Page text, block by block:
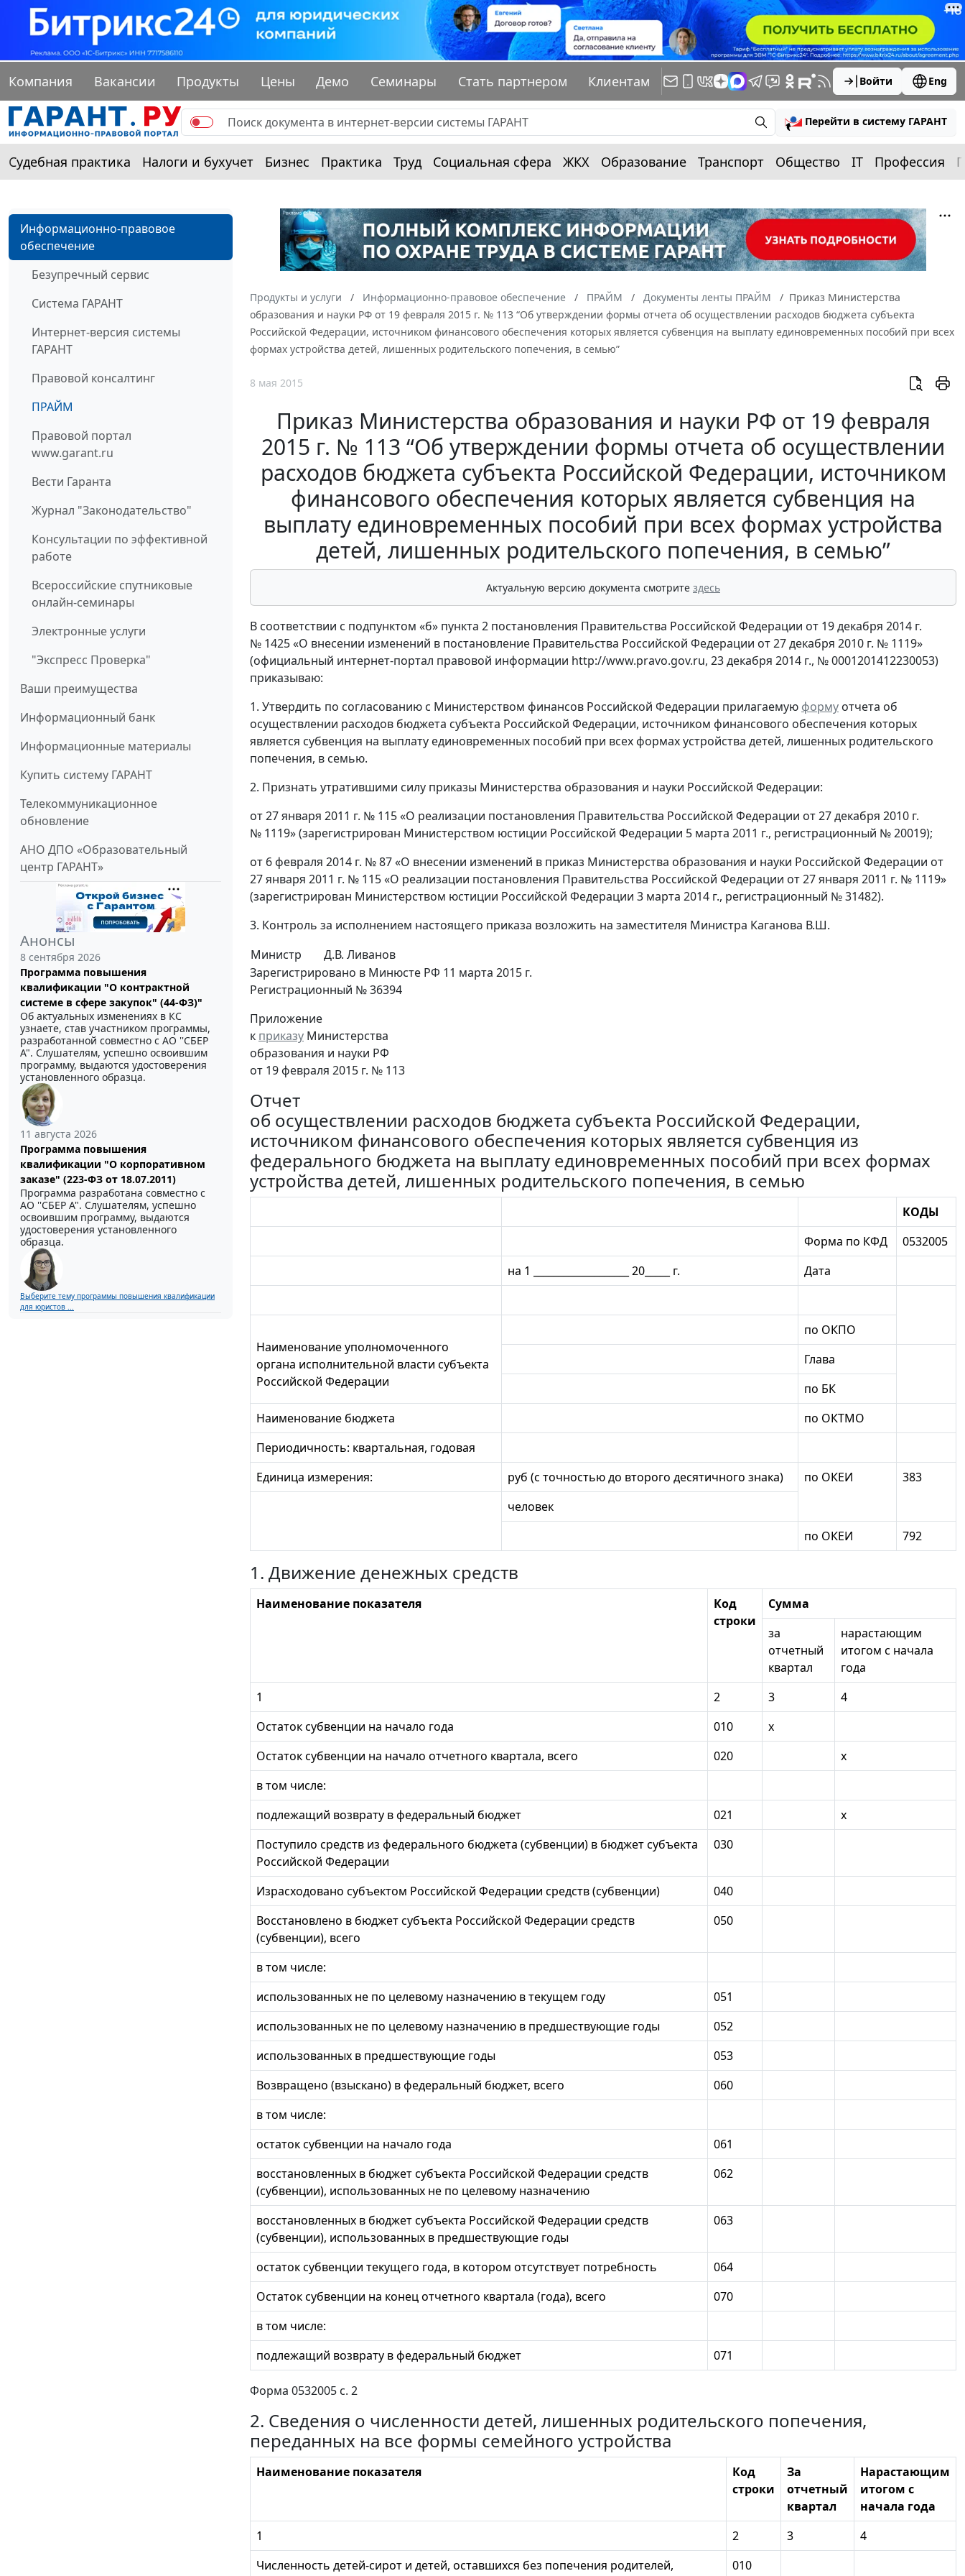
Компания Вакансии Продукты Цены Демо Семинары Стать партнером Клиентам Войти Eng
Перейти в систему ГАРАНТ
Судебная практика Налоги и бухучет Бизнес Практика Труд Социальная сфера ЖКХ Образование Транспорт Общество IT Профессия
Информационно-правовое
обеспечение
Безупречный сервис
Система ГАРАНТ
Интернет-версия системы
ГАРАНТ
Правовой консалтинг
ПРАЙМ
Правовой портал
www.garant.ru
Вести Гаранта
Журнал "Законодательство"
Консультации по эффективной
работе
Всероссийские спутниковые
онлайн-семинары
Электронные услуги
"Экспресс Проверка"
Ваши преимущества
Информационный банк
Информационные материалы
Купить систему ГАРАНТ
Телекоммуникационное
обновление
АНО ДПО «Образовательный
центр ГАРАНТ»
Анонсы
8 сентября 2026
Программа повышения
квалификации "О контрактной
системе в сфере закупок" (44-ФЗ)"
Об актуальных изменениях в КС
узнаете, став участником программы,
разработанной совместно с АО ''СБЕР
А". Слушателям, успешно освоившим
программу, выдаются удостоверения
установленного образца.
11 августа 2026
Программа повышения
квалификации "О корпоративном
заказе" (223-ФЗ от 18.07.2011)
Программа разработана совместно с
АО ''СБЕР А". Слушателям, успешно
освоившим программу, выдаются
удостоверения установленного
образца.
Выберите тему программы повышения квалификации
для юристов ...
Продукты и услуги Информационно-правовое обеспечение ПРАЙМ Документы ленты ПРАЙМ
Приказ Министерства
образования и науки РФ от 19 февраля 2015 г. № 113 “Об утверждении формы отчета об осуществлении расходов бюджета субъекта
Российской Федерации, источником финансового обеспечения которых является субвенция на выплату единовременных пособий при всех
формах устройства детей, лишенных родительского попечения, в семью”
8 мая 2015
Приказ Министерства образования и науки РФ от 19 февраля
2015 г. № 113 “Об утверждении формы отчета об осуществлении
расходов бюджета субъекта Российской Федерации, источником
финансового обеспечения которых является субвенция на
выплату единовременных пособий при всех формах устройства
детей, лишенных родительского попечения, в семью”
Актуальную версию документа смотрите здесь
В соответствии с подпунктом «б» пункта 2 постановления Правительства Российской Федерации от 19 декабря 2014 г.
№ 1425 «О внесении изменений в постановление Правительства Российской Федерации от 27 декабря 2010 г. № 1119»
(официальный интернет-портал правовой информации http://www.pravo.gov.ru, 23 декабря 2014 г., № 0001201412230053)
приказываю:
1. Утвердить по согласованию с Министерством финансов Российской Федерации прилагаемую форму отчета об
осуществлении расходов бюджета субъекта Российской Федерации, источником финансового обеспечения которых
является субвенция на выплату единовременных пособий при всех формах устройства детей, лишенных родительского
попечения, в семью.
2. Признать утратившими силу приказы Министерства образования и науки Российской Федерации:
от 27 января 2011 г. № 115 «О реализации постановления Правительства Российской Федерации от 27 декабря 2010 г.
№ 1119» (зарегистрирован Министерством юстиции Российской Федерации 5 марта 2011 г., регистрационный № 20019);
от 6 февраля 2014 г. № 87 «О внесении изменений в приказ Министерства образования и науки Российской Федерации от
27 января 2011 г. № 115 «О реализации постановления Правительства Российской Федерации от 27 января 2011 г. № 1119»
(зарегистрирован Министерством юстиции Российской Федерации 3 марта 2014 г., регистрационный № 31482).
3. Контроль за исполнением настоящего приказа возложить на заместителя Министра Каганова В.Ш.
Министр
Д.В. Ливанов
Зарегистрировано в Минюсте РФ 11 марта 2015 г.
Регистрационный № 36394
Приложение
к приказу Министерства
образования и науки РФ
от 19 февраля 2015 г. № 113
Отчет
об осуществлении расходов бюджета субъекта Российской Федерации,
источником финансового обеспечения которых является субвенция из
федерального бюджета на выплату единовременных пособий при всех формах
устройства детей, лишенных родительского попечения, в семью
КОДЫ
Форма по КФД
0532005
на 1 ___________________ 20_____ г.
Дата
Наименование уполномоченного
органа исполнительной власти субъекта
Российской Федерации
по ОКПО
Глава
по БК
Наименование бюджета
по ОКТМО
Периодичность: квартальная, годовая
Единица измерения:
руб (с точностью до второго десятичного знака) по ОКЕИ
383
человек
по ОКЕИ
792
1. Движение денежных средств
Наименование показателя
Код
строки
Сумма
за
отчетный
квартал
нарастающим
итогом с начала
года
1
2 3
4
Остаток субвенции на начало года
010
x
Остаток субвенции на начало отчетного квартала, всего
020
x
в том числе:
подлежащий возврату в федеральный бюджет
021
x
Поступило средств из федерального бюджета (субвенции) в бюджет субъекта
Российской Федерации
030
Израсходовано субъектом Российской Федерации средств (субвенции)
040
Восстановлено в бюджет субъекта Российской Федерации средств
(субвенции), всего
050
в том числе:
использованных не по целевому назначению в текущем году
051
использованных не по целевому назначению в предшествующие годы
052
использованных в предшествующие годы
053
Возвращено (взыскано) в федеральный бюджет, всего
060
в том числе:
остаток субвенции на начало года
061
восстановленных в бюджет субъекта Российской Федерации средств
(субвенции), использованных не по целевому назначению
062
восстановленных в бюджет субъекта Российской Федерации средств
(субвенции), использованных в предшествующие годы
063
остаток субвенции текущего года, в котором отсутствует потребность
064
Остаток субвенции на конец отчетного квартала (года), всего
070
в том числе:
подлежащий возврату в федеральный бюджет
071
Форма 0532005 с. 2
2. Сведения о численности детей, лишенных родительского попечения,
переданных на все формы семейного устройства
Наименование показателя
Код
строки
За
отчетный
квартал
Нарастающим
итогом с
начала года
1
2 3
4
Численность детей-сирот и детей, оставшихся без попечения родителей,
010